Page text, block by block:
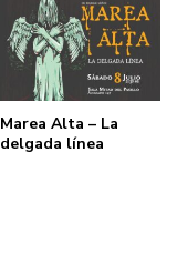
Marea Alta – La
delgada línea